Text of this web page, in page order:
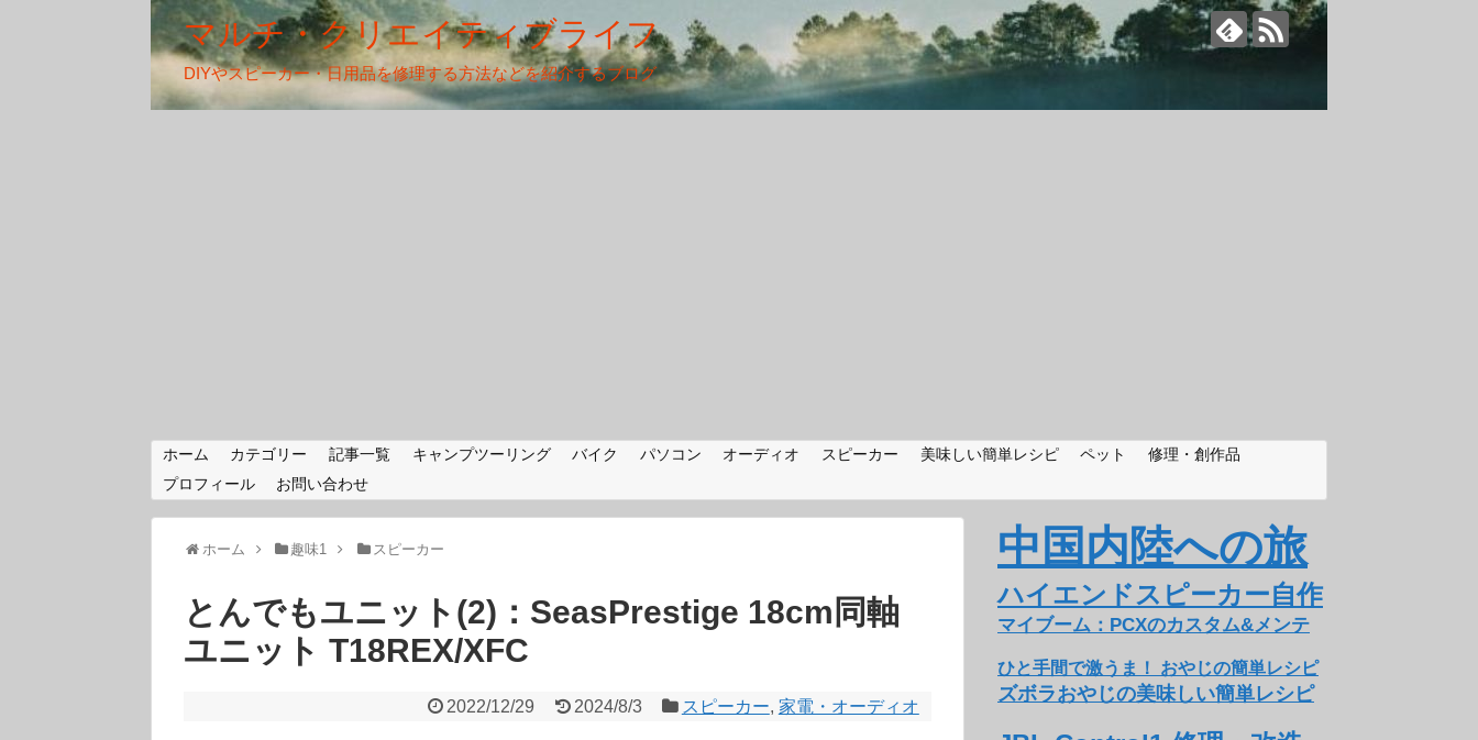
マルチ・クリエイティブライフ
DIYやスピーカー・日用品を修理する方法などを紹介するブログ
ホーム カテゴリー 記事一覧 キャンプツーリング バイク パソコン オーディオ スピーカー 美味しい簡単レシピ ペット
修理・創作品
プロフィール
お問い合わせ
ホーム 趣味1 スピーカー
とんでもユニット(2)：SeasPrestige 18cm同軸
ユニット T18REX/XFC
2022/12/29 2024/8/3 スピーカー, 家電・オーディオ
中国内陸への旅
ハイエンドスピーカー自作
マイブーム：PCXのカスタム&メンテ
ひと手間で激うま！ おやじの簡単レシピ
ズボラおやじの美味しい簡単レシピ